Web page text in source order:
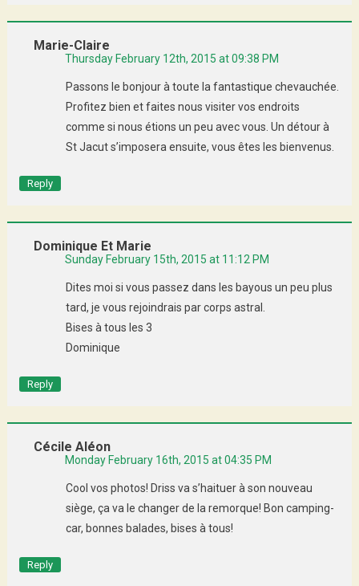
Marie-Claire
Thursday February 12th, 2015 at 09:38 PM
Passons le bonjour à toute la fantastique chevauchée.
Profitez bien et faites nous visiter vos endroits
comme si nous étions un peu avec vous. Un détour à
St Jacut s’imposera ensuite, vous êtes les bienvenus.
Reply
Dominique Et Marie
Sunday February 15th, 2015 at 11:12 PM
Dites moi si vous passez dans les bayous un peu plus
tard, je vous rejoindrais par corps astral.
Bises à tous les 3
Dominique
Reply
Cécile Aléon
Monday February 16th, 2015 at 04:35 PM
Cool vos photos! Driss va s’haituer à son nouveau
siège, ça va le changer de la remorque! Bon camping-
car, bonnes balades, bises à tous!
Reply